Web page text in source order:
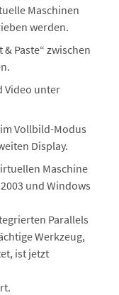
Maschinen
werden.
Paste“ zwischen
Video unter
Vollbild-Modus
Display.
Maschine
und Windows
Parallels
Werkzeug,
ist jetzt